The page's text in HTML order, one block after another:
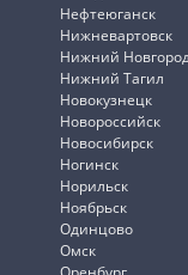
Нефтеюганск
Нижневартовск
Нижний
Нижний Тагил
Новокузнецк
Новороссийск
Новосибирск
Ногинск
Норильск
Ноябрьск
Одинцово
Омск